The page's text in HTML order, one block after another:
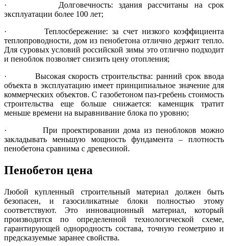
· Долговечность: здания рассчитаны на срок
эксплуатации более 100 лет;
· Теплосбережение: за счет низкого коэффициента
теплопроводности, дом из пенобетона отлично держит тепло.
Для суровых условий российской зимы это отлично подходит
и пеноблок позволяет снизить цену отопления;
· Высокая скорость строительства: ранний срок ввода
объекта в эксплуатацию имеет принципиальное значение для
коммерческих объектов. С газобетоном паз-гребень стоимость
строительства еще больше снижается: каменщик тратит
меньше времени на выравнивание блока по уровню;
· При проектировании дома из пеноблоков можно
закладывать меньшую мощность фундамента – плотность
пенобетона сравнима с древесиной.
Пенобетон цена
Любой купленный строительный материал должен быть
безопасен, и газосиликатные блоки полностью этому
соответствуют. Это инновационный материал, который
производится по определенной технологической схеме,
гарантирующей однородность состава, точную геометрию и
предсказуемые заранее свойства.